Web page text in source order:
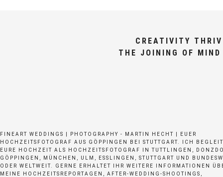
CREATIVITY
THE JOINING OF
FINEART WEDDINGS | PHOTOGRAPHY - MARTIN HECHT | EUER
HOCHZEITSFOTOGRAF AUS GÖPPINGEN BEI STUTTGART. ICH
EURE HOCHZEIT ALS HOCHZEITSFOTOGRAF IN TUTTLINGEN,
GÖPPINGEN, MÜNCHEN, ULM, ESSLINGEN, STUTTGART UND
ODER WELTWEIT. GERNE ERHALTET IHR WEITERE INFORMATIONEN
MEINE HOCHZEITSREPORTAGEN, AFTER-WEDDING-SHOOTINGS,